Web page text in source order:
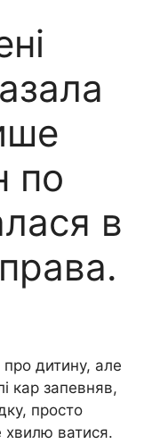
по
в
дитину, але
кар запевняв,
просто
хвилю ватися.